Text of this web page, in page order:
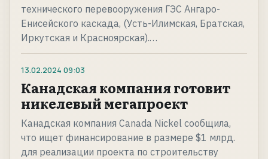
технического перевооружения ГЭС Ангаро-
Енисейского каскада, (Усть-Илимская, Братская,
Иркутская и Красноярская).…
13.02.2024 09:03
Канадская компания готовит
никелевый мегапроект
Канадская компания Canada Nickel сообщила,
что ищет финансирование в размере $1 млрд.
для реализации проекта по строительству